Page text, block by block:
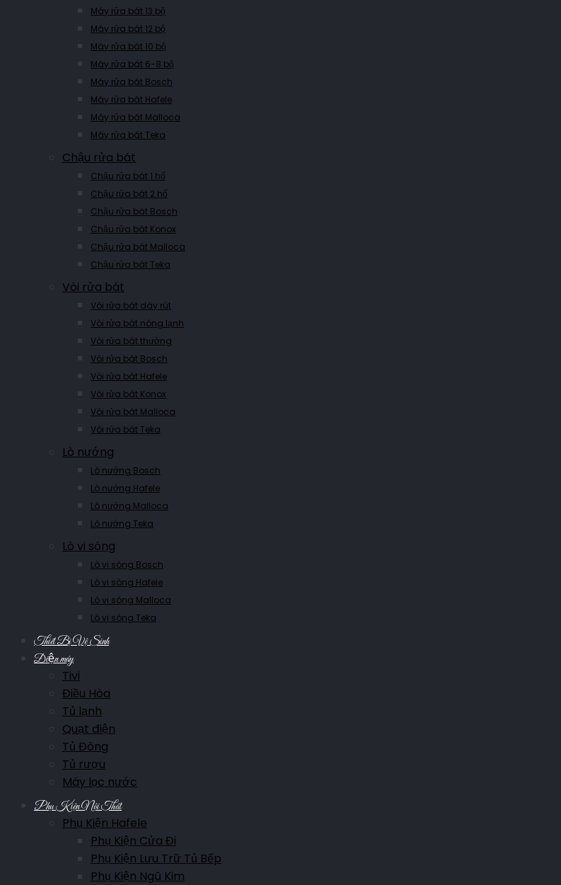
Máy rửa bát 13 bộ
Máy rửa bát 12 bộ
Máy rửa bát 10 bộ
Máy rửa bát 6-8 bộ
Máy rửa bát Bosch
Máy rửa bát Hafele
Máy rửa bát Malloca
Máy rửa bát Teka
Chậu rửa bát
Chậu rửa bát 1 hố
Chậu rửa bát 2 hố
Chậu rửa bát Bosch
Chậu rửa bát Konox
Chậu rửa bát Malloca
Chậu rửa bát Teka
Vòi rửa bát
Vòi rửa bát dây rút
Vòi rửa bát nóng lạnh
Vòi rửa bát thường
Vòi rửa bát Bosch
Vòi rửa bát Hafele
Vòi rửa bát Konox
Vòi rửa bát Malloca
Vòi rửa bát Teka
Lò nướng
Lò nướng Bosch
Lò nướng Hafele
Lò nướng Malloca
Lò nướng Teka
Lò vi sóng
Lò vi sóng Bosch
Lò vi sóng Hafele
Lò vi sóng Malloca
Lò vi sóng Teka
Thiết Bị Vệ Sinh
Điện máy
Tivi
Điều Hòa
Tủ lạnh
Quạt điện
Tủ Đông
Tủ rượu
Máy lọc nước
Phụ Kiện Nội Thất
Phụ Kiện Hafele
Phụ Kiện Cửa Đi
Phụ Kiện Lưu Trữ Tủ Bếp
Phụ Kiện Ngũ Kim